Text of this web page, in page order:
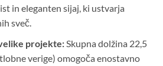
in eleganten sijaj, ki ustvarja
sveč.
projekte:Skupna dolžina 22,5
verige) omogoča enostavno